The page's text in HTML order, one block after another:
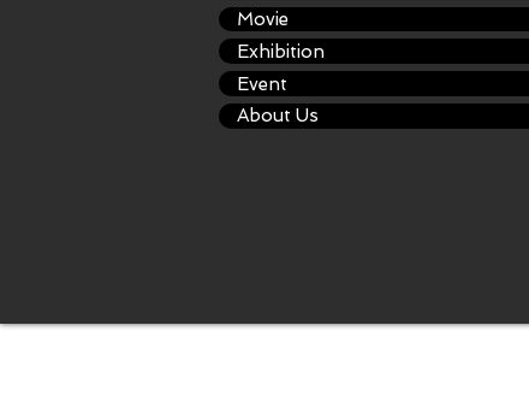
Movie
Exhibition
Event
About Us